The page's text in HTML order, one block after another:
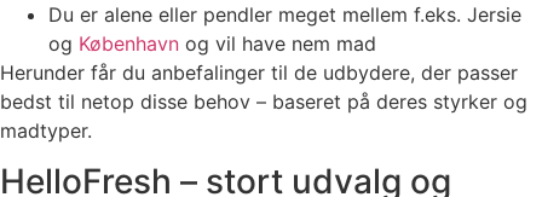
Du er alene eller pendler meget mellem f.eks. Jersie
og København og vil have nem mad
Herunder får du anbefalinger til de udbydere, der passer
bedst til netop disse behov – baseret på deres styrker og
madtyper.
HelloFresh – stort udvalg og